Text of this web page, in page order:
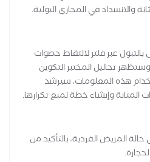
في المجاري البولية.
عبر فلتر لالتقاط حصوات
تحاليل المختبر التكوين
هذه المعلومات، سيرشد
وإنشاء خطة لمنع تكرارها.
المريض الفردية، بالتأكيد من